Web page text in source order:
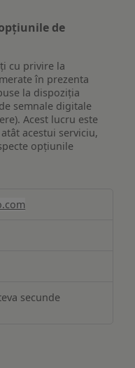
de
cu privire la
în prezenta
la dispoziția
semnale digitale
Acest lucru este
acestui serviciu,
opțiunile
secunde